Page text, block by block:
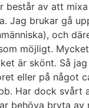
består av att
Jag brukar gå
och
möjligt.
är skönt. Så
eller på något
Har dock svårt
behöva bryta av